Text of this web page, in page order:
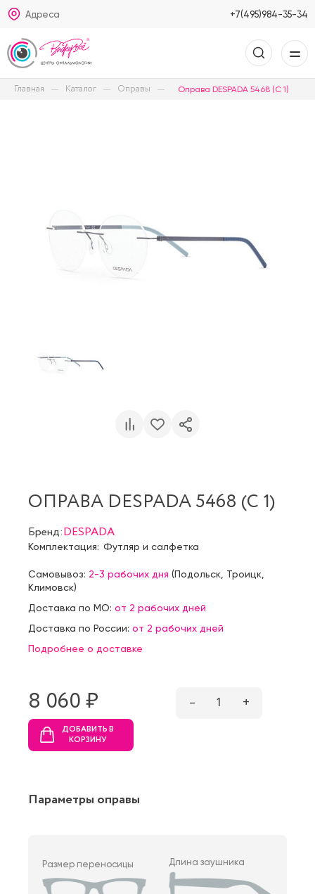
Адреса +7(495)984-35-34
Главная Каталог Оправы Оправа DESPADA 5468 (C 1)
ОПРАВА DESPADA 5468 (C 1)
Бренд:DESPADA
Комплектация: Футляр и салфетка
Самовывоз: 2-3 рабочих дня (Подольск Троицк
Климовск)
Доставка по МО: от 2 рабочих дней
Доставка по России: от 2 рабочих дней
Подробнее о доставке
8 060 ₷ – 1 +
ДОБАВИТЬ В
КОРЗИНУ
Параметры оправы
Размер переносицы Длина заушника